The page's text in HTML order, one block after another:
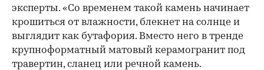
00:00 / 00:00
эксперты. «Со временем такой камень начинает
крошиться от влажности, блекнет на солнце и
выглядит как бутафория. Вместо него в тренде
крупноформатный матовый керамогранит под
травертин, сланец или речной камень.